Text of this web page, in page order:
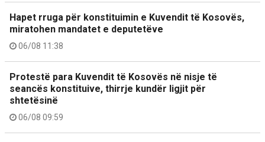
Hapet rruga për konstituimin e Kuvendit të Kosovës,
miratohen mandatet e deputetëve
06/08 11:38
Protestë para Kuvendit të Kosovës në nisje të
seancës konstituive, thirrje kundër ligjit për
shtetësinë
06/08 09:59